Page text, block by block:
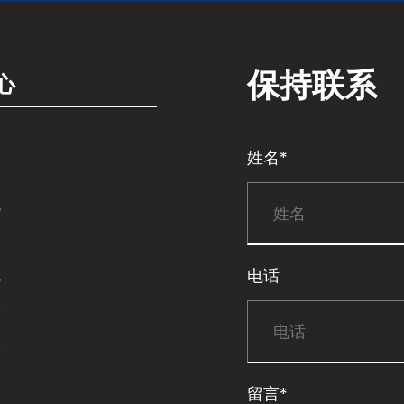
保持联系
姓名*
电话
留言*